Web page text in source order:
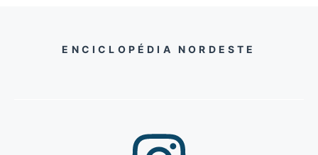
ENCICLOPÉDIA NORDESTE